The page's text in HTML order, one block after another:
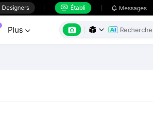
Designers  Établi  Messages
Plus    